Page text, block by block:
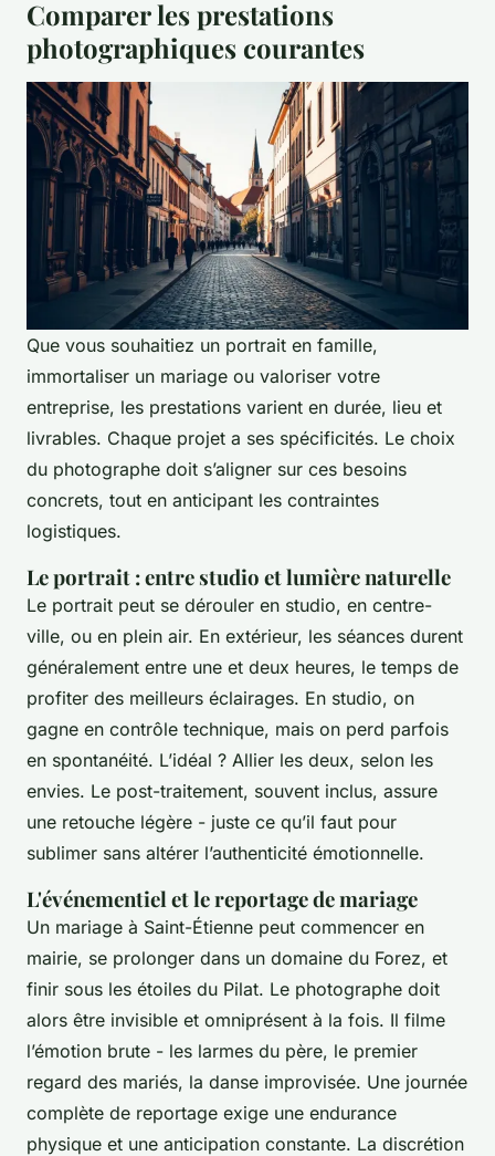
Comparer les prestations
photographiques courantes
Que vous souhaitiez un portrait en famille,
immortaliser un mariage ou valoriser votre
entreprise, les prestations varient en durée, lieu et
livrables. Chaque projet a ses spécificités. Le choix
du photographe doit s’aligner sur ces besoins
concrets, tout en anticipant les contraintes
logistiques.
Le portrait : entre studio et lumière naturelle
Le portrait peut se dérouler en studio, en centre-
ville, ou en plein air. En extérieur, les séances durent
généralement entre une et deux heures, le temps de
profiter des meilleurs éclairages. En studio, on
gagne en contrôle technique, mais on perd parfois
en spontanéité. L’idéal ? Allier les deux, selon les
envies. Le post-traitement, souvent inclus, assure
une retouche légère - juste ce qu’il faut pour
sublimer sans altérer l’authenticité émotionnelle.
L'événementiel et le reportage de mariage
Un mariage à Saint-Étienne peut commencer en
mairie, se prolonger dans un domaine du Forez, et
finir sous les étoiles du Pilat. Le photographe doit
alors être invisible et omniprésent à la fois. Il filme
l’émotion brute - les larmes du père, le premier
regard des mariés, la danse improvisée. Une journée
complète de reportage exige une endurance
physique et une anticipation constante. La discrétion